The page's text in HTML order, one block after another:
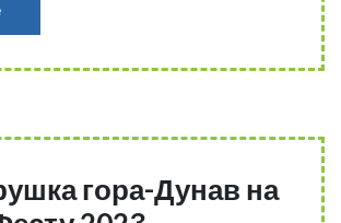
гора-Дунав на